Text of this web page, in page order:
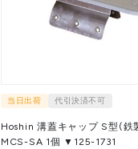
当日出荷 代引決済不可
Hoshin 溝蓋キャップ S型(鉄
MCS-SA 1個 ▼125-1731